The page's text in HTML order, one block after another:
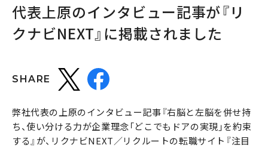
代表上原のインタビュー記事が『リ
クナビNEXT』に掲載されました
SHARE
弊社代表の上原のインタビュー記事『右脳と左脳を併せ持
ち、使い分ける力が企業理念「どこでもドアの実現」を約束
する』が、リクナビNEXT／リクルートの転職サイト『注目